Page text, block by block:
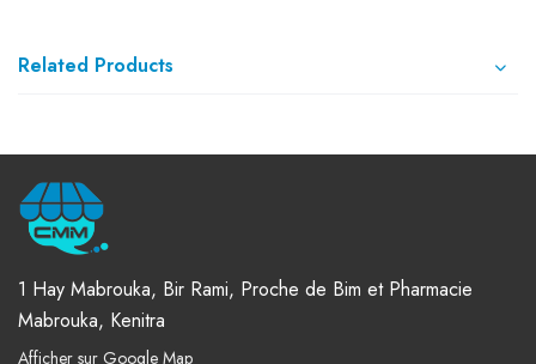
Related Products
1 Hay Mabrouka, Bir Rami, Proche de Bim et Pharmacie
Mabrouka, Kenitra
Afficher sur Google Map